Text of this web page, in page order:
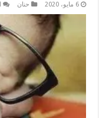
6 مايو، 2020 حنان